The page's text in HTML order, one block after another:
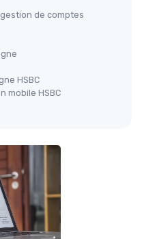
de comptes
HSBC
mobile HSBC